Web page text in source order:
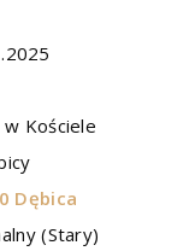
Kościele
Dębica
(Stary)